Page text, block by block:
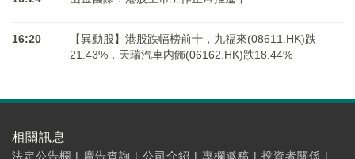
16:20
【異動股】港股跌幅榜前十，九福來(08611.HK)跌
21.43%，天瑞汽車内飾(06162.HK)跌18.44%
相關訊息
法定公告欄 | 廣告查詢 | 公司介紹 | 專欄邀稿 | 投資者關係 |